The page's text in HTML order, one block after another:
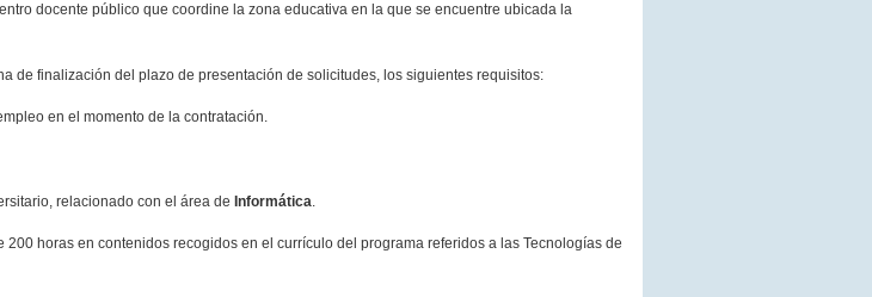
docente público que coordine la zona educativa en la que se encuentre ubicada la
de finalización del plazo de presentación de solicitudes, los siguientes requisitos:
en el momento de la contratación.
relacionado con el área de Informática.
horas en contenidos recogidos en el currículo del programa referidos a las Tecnologías de